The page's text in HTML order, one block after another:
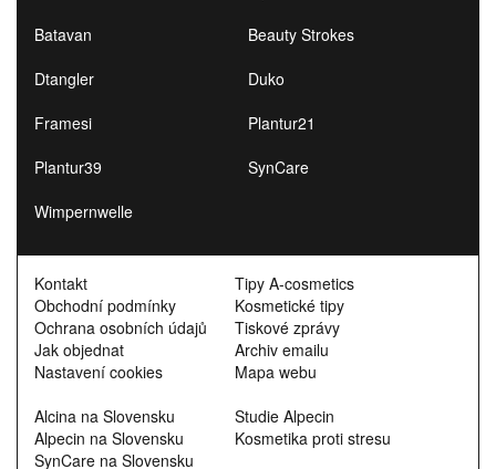
Batavan
Beauty Strokes
Dtangler
Duko
Framesi
Plantur21
Plantur39
SynCare
Wimpernwelle
Kontakt
Obchodní podmínky
Ochrana osobních údajů
Jak objednat
Nastavení cookies
Alcina na Slovensku
Alpecin na Slovensku
SynCare na Slovensku
Tipy A-cosmetics
Kosmetické tipy
Tiskové zprávy
Archiv emailu
Mapa webu
Studie Alpecin
Kosmetika proti stresu